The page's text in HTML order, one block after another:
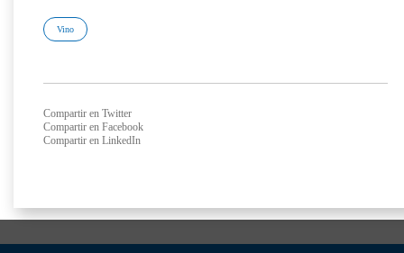
Vino
Compartir en Twitter
Compartir en Facebook
Compartir en LinkedIn